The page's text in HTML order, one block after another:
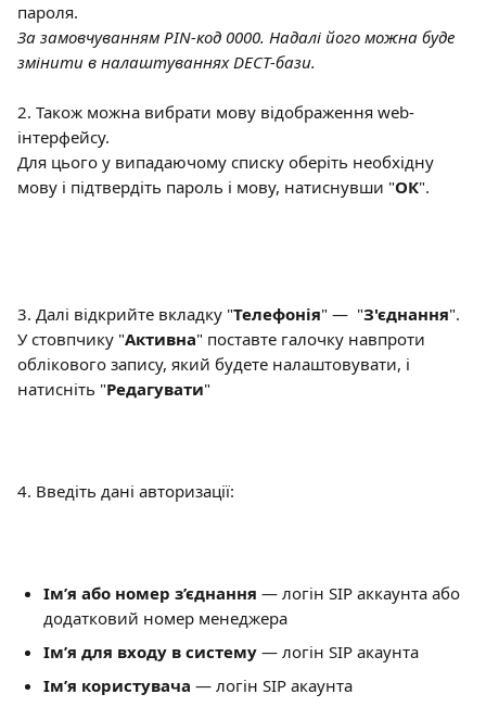
пароля.
За замовчуванням PIN-код 0000. Надалі його можна буде
змінити в налаштуваннях DECT-бази.
2. Також можна вибрати мову відображення web-
інтерфейсу.
Для цього у випадаючому списку оберіть необхідну
мову і підтвердіть пароль і мову, натиснувши "ОК".
3. Далі відкрийте вкладку "Телефонія" —  "З'єднання".
У стовпчику "Активна" поставте галочку навпроти
облікового запису, який будете налаштовувати, і
натисніть "Редагувати"
4. Введіть дані авторизації:
Ім’я або номер з’єднання — логін SIP аккаунта або
додатковий номер менеджера
Ім’я для входу в систему — логін SIP акаунта
Ім’я користувача — логін SIP акаунта